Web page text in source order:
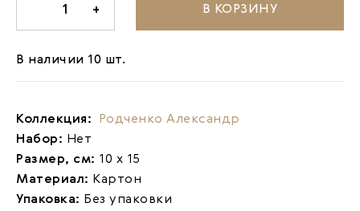
1 + В КОРЗИНУ
В наличии 10 шт.
Коллекция: Родченко Александр
Набор: Нет
Размер, см: 10 х 15
Материал: Картон
Упаковка: Без упаковки